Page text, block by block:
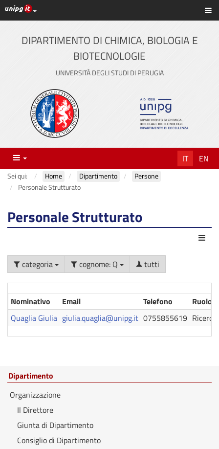
Vai
al
contenuto
principale
Link ai principali servizi web di Ateneo
DIPARTIMENTO DI CHIMICA, BIOLOGIA E
BIOTECNOLOGIE
UNIVERSITÀ DEGLI STUDI DI PERUGIA
Menu IT EN
Sei qui: Home Dipartimento
Persone
Personale Strutturato
Personale Strutturato
categoria cognome: Q tutti
Nominativo Email Telefono
Ruolo
Quaglia Giulia giulia.quaglia@unipg.it 0755855619
Dipartimento
Organizzazione
Il Direttore
Giunta di Dipartimento
Consiglio di Dipartimento